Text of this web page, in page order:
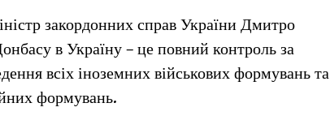
закордонних справ України Дмитро
в Україну – це повний контроль за
всіх іноземних військових формувань та
формувань.